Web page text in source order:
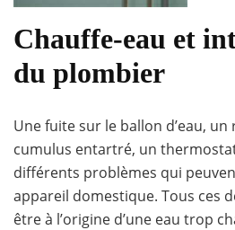
Chauffe-eau et
du plombier
Une fuite sur le ballon d’eau,
cumulus entartré, un
différents problèmes qui
appareil domestique. Tous ces
être à l’origine d’une eau trop